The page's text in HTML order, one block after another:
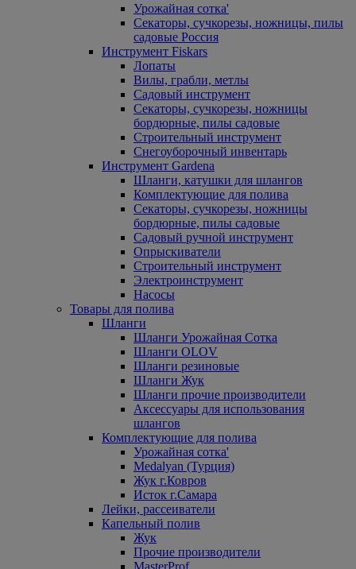
Урожайная сотка'
Секаторы, сучкорезы, ножницы, пилы
садовые Россия
Инструмент Fiskars
Лопаты
Вилы, грабли, метлы
Садовый инструмент
Секаторы, сучкорезы, ножницы
бордюрные, пилы садовые
Строительный инструмент
Снегоуборочный инвентарь
Инструмент Gardena
Шланги, катушки для шлангов
Комплектующие для полива
Секаторы, сучкорезы, ножницы
бордюрные, пилы садовые
Садовый ручной инструмент
Опрыскиватели
Строительный инструмент
Электроинструмент
Насосы
Товары для полива
Шланги
Шланги Урожайная Сотка
Шланги OLOV
Шланги резиновые
Шланги Жук
Шланги прочие производители
Аксессуары для использования
шлангов
Комплектующие для полива
Урожайная сотка'
Medalyan (Турция)
Жук г.Ковров
Исток г.Самара
Лейки, рассеиватели
Капельный полив
Жук
Прочие производители
MasterProf